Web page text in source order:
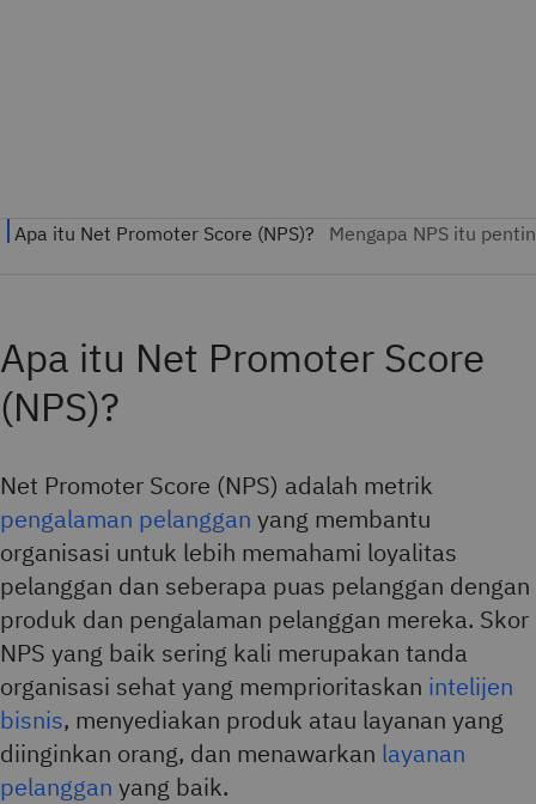
Apa itu Net Promoter Score
(NPS)?
Net Promoter Score (NPS) adalah metrik
pengalaman pelanggan yang membantu
organisasi untuk lebih memahami loyalitas
pelanggan dan seberapa puas pelanggan dengan
produk dan pengalaman pelanggan mereka. Skor
NPS yang baik sering kali merupakan tanda
organisasi sehat yang memprioritaskan intelijen
bisnis, menyediakan produk atau layanan yang
diinginkan orang, dan menawarkan layanan
pelanggan yang baik.